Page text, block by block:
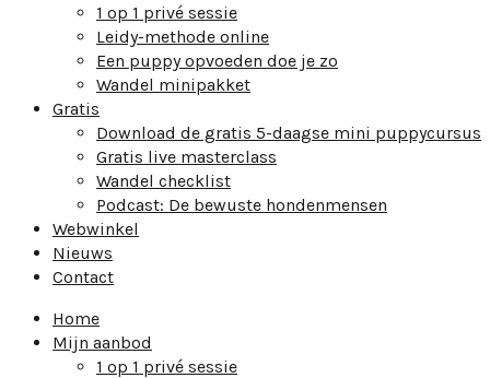
1 op 1 privé sessie
Leidy-methode online
Een puppy opvoeden doe je zo
Wandel minipakket
Gratis
Download de gratis 5-daagse mini puppycursus
Gratis live masterclass
Wandel checklist
Podcast: De bewuste hondenmensen
Webwinkel
Nieuws
Contact
Home
Mijn aanbod
1 op 1 privé sessie